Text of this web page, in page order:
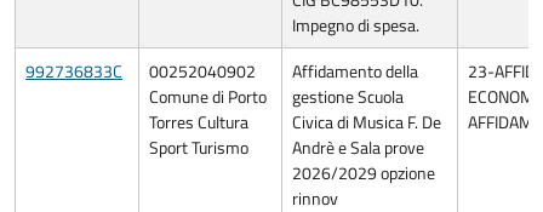
Impegno di spesa.
992736833C
00252040902
Comune di Porto
Torres Cultura
Sport Turismo
Affidamento della
gestione Scuola
Civica di Musica F. De
Andrè e Sala prove
2026/2029 opzione
rinnov
23-